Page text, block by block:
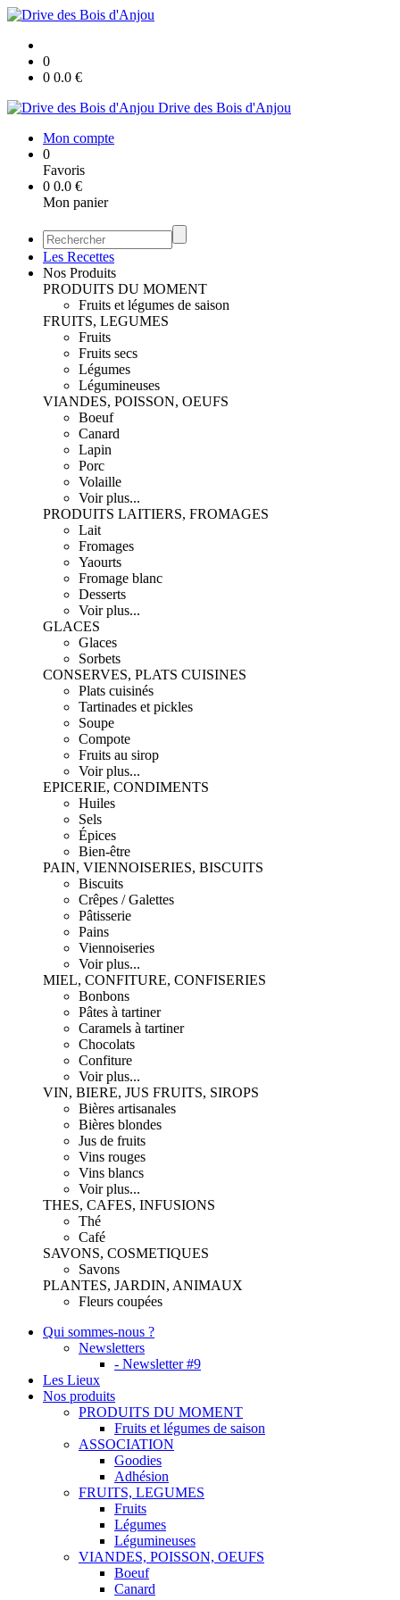
0
0 0.0 €
Drive des Bois d'Anjou
Mon compte
0
Favoris
0 0.0 €
Mon panier
Les Recettes
Nos Produits
PRODUITS DU MOMENT
Fruits et légumes de saison
FRUITS, LEGUMES
Fruits
Fruits secs
Légumes
Légumineuses
VIANDES, POISSON, OEUFS
Boeuf
Canard
Lapin
Porc
Volaille
Voir plus...
PRODUITS LAITIERS, FROMAGES
Lait
Fromages
Yaourts
Fromage blanc
Desserts
Voir plus...
GLACES
Glaces
Sorbets
CONSERVES, PLATS CUISINES
Plats cuisinés
Tartinades et pickles
Soupe
Compote
Fruits au sirop
Voir plus...
EPICERIE, CONDIMENTS
Huiles
Sels
Épices
Bien-être
PAIN, VIENNOISERIES, BISCUITS
Biscuits
Crêpes / Galettes
Pâtisserie
Pains
Viennoiseries
Voir plus...
MIEL, CONFITURE, CONFISERIES
Bonbons
Pâtes à tartiner
Caramels à tartiner
Chocolats
Confiture
Voir plus...
VIN, BIERE, JUS FRUITS, SIROPS
Bières artisanales
Bières blondes
Jus de fruits
Vins rouges
Vins blancs
Voir plus...
THES, CAFES, INFUSIONS
Thé
Café
SAVONS, COSMETIQUES
Savons
PLANTES, JARDIN, ANIMAUX
Fleurs coupées
Qui sommes-nous ?
Newsletters
- Newsletter #9
Les Lieux
Nos produits
PRODUITS DU MOMENT
Fruits et légumes de saison
ASSOCIATION
Goodies
Adhésion
FRUITS, LEGUMES
Fruits
Légumes
Légumineuses
VIANDES, POISSON, OEUFS
Boeuf
Canard